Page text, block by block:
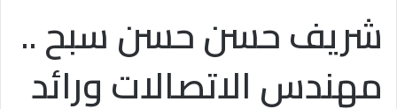
شريف حسن حسن سبح ..
مهندس الاتصالات ورائد